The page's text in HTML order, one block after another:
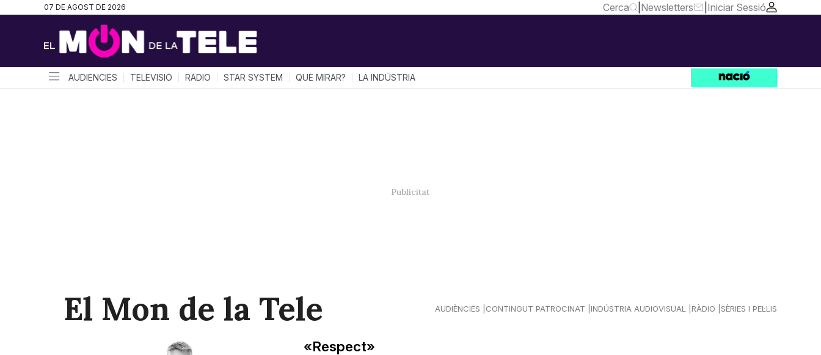
07 DE AGOST DE 2026 Cerca Newsletters Iniciar Sessió
AUDIÈNCIES TELEVISIÓ RÀDIO STAR SYSTEM QUÈ MIRAR? LA INDÚSTRIA
El Mon de la Tele AUDIÈNCIES CONTINGUT PATROCINAT INDÚSTRIA AUDIOVISUAL RÀDIO SÈRIES I PEL·LIS
«Respect»